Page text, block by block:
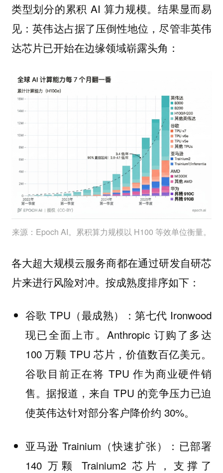
类型划分的累积 AI 算力规模。结果显而易
见：英伟达占据了压倒性地位，尽管非英伟
达芯片已开始在边缘领域崭露头角：
来源：Epoch AI。累积算力规模以 H100 等效单位衡量。
各大超大规模云服务商都在通过研发自研芯
片来进行风险对冲。按成熟度排序如下：
谷歌 TPU（最成熟）：第七代 Ironwood
现已全面上市。Anthropic 订购了多达
100 万颗 TPU 芯片，价值数百亿美元。
谷歌目前正在将 TPU 作为商业硬件销
售。据报道，来自 TPU 的竞争压力已迫
使英伟达针对部分客户降价约 30%。
亚马逊 Trainium（快速扩张）：已部署
140 万颗 Trainium2 芯片，支撑了